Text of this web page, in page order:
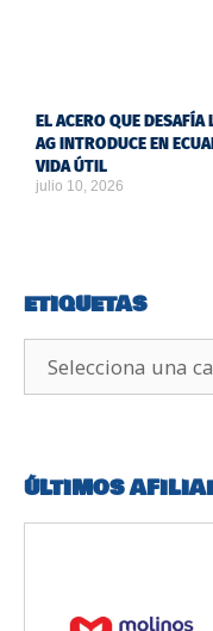
EL ACERO QUE
AG INTRODUCE EN
VIDA ÚTIL
julio 10, 2026
ETIQUETAS
ÚLTIMOS